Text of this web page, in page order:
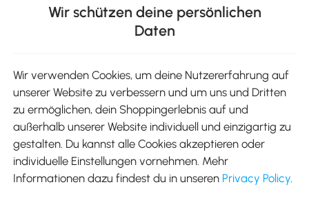
Aosom-App
Google Play
Wir schützen deine persönlichen
Daten
Wir verwenden Cookies, um deine Nutzererfahrung auf
unserer Website zu verbessern und um uns und Dritten
zu ermöglichen, dein Shoppingerlebnis auf und
außerhalb unserer Website individuell und einzigartig zu
gestalten. Du kannst alle Cookies akzeptieren oder
individuelle Einstellungen vornehmen. Mehr
Informationen dazu findest du in unseren Privacy Policy.